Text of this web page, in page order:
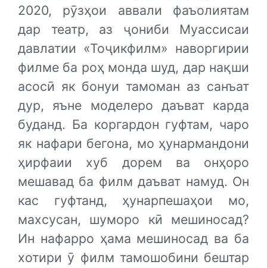
2020, рӯзҳои аввали фаъолиятам
дар театр, аз ҷониби Муассисаи
давлатии «Тоҷикфилм» наворгирии
филме ба роҳ монда шуд, дар нақши
асосӣ як бонуи тамоман аз санъат
дур, яъне моделеро даъват карда
буданд. Ба коргардон гуфтам, чаро
як нафари бегона, мо ҳунармандони
ҳирфаии хуб дорем ва онҳоро
мешавад ба филм даъват намуд. Он
кас гуфтанд, ҳунарпешаҳои мо,
махсусан, шуморо кӣ мешиносад?
Ин нафарро ҳама мешиносад ва ба
хотири ӯ филм тамошобини бештар